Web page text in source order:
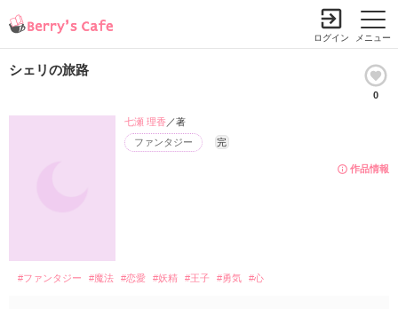
メニュー
ログイン
シェリの旅路
0
作品情報
ファンタジー 完
七瀬 理香／著
#ファンタジー #魔法 #恋愛 #妖精 #王子 #勇気 #心